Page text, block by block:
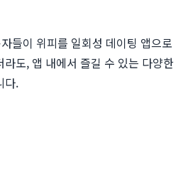
들이 위피를 일회성 데이팅 앱으로
도, 앱 내에서 즐길 수 있는 다양한
다.